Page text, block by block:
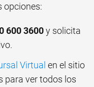
opciones:
600 3600y solicita
Virtual en el sitio
para ver todos los